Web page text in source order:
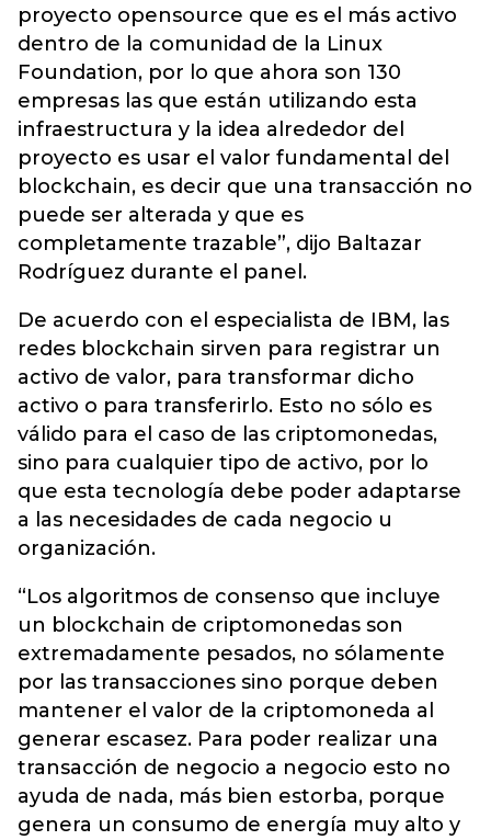
proyecto opensource que es el más activo
dentro de la comunidad de la Linux
Foundation, por lo que ahora son 130
empresas las que están utilizando esta
infraestructura y la idea alrededor del
proyecto es usar el valor fundamental del
blockchain, es decir que una transacción no
puede ser alterada y que es
completamente trazable”, dijo Baltazar
Rodríguez durante el panel.
De acuerdo con el especialista de IBM, las
redes blockchain sirven para registrar un
activo de valor, para transformar dicho
activo o para transferirlo. Esto no sólo es
válido para el caso de las criptomonedas,
sino para cualquier tipo de activo, por lo
que esta tecnología debe poder adaptarse
a las necesidades de cada negocio u
organización.
“Los algoritmos de consenso que incluye
un blockchain de criptomonedas son
extremadamente pesados, no sólamente
por las transacciones sino porque deben
mantener el valor de la criptomoneda al
generar escasez. Para poder realizar una
transacción de negocio a negocio esto no
ayuda de nada, más bien estorba, porque
genera un consumo de energía muy alto y